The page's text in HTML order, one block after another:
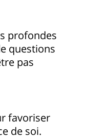
profondes
questions
pas
favoriser
de soi.